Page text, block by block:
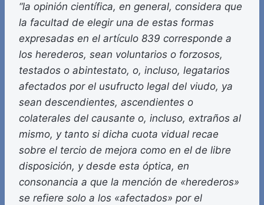
“la opinión científica, en general, considera que
la facultad de elegir una de estas formas
expresadas en el artículo 839 corresponde a
los herederos, sean voluntarios o forzosos,
testados o abintestato, o, incluso, legatarios
afectados por el usufructo legal del viudo, ya
sean descendientes, ascendientes o
colaterales del causante o, incluso, extraños al
mismo, y tanto si dicha cuota vidual recae
sobre el tercio de mejora como en el de libre
disposición, y desde esta óptica, en
consonancia a que la mención de «herederos»
se refiere solo a los «afectados» por el